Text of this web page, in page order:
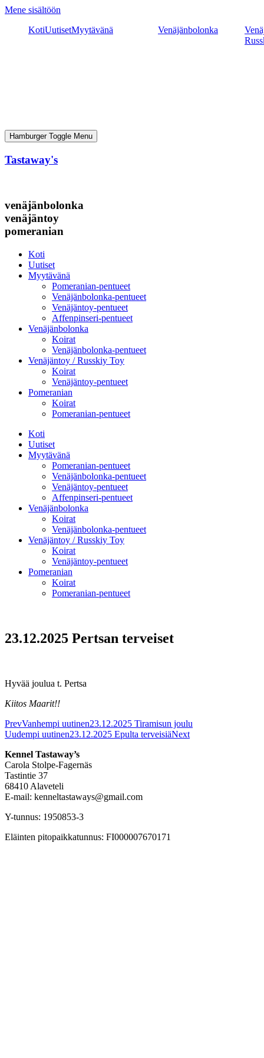
Mene sisältöön
KotiUutisetMyytävänä Venäjänbolonka
Hamburger Toggle Menu
Tastaway's
venäjänbolonka
venäjäntoy
pomeranian
Koti
Uutiset
Myytävänä
Pomeranian-pentueet
Venäjänbolonka-pentueet
Venäjäntoy-pentueet
Affenpinseri-pentueet
Venäjänbolonka
Koirat
Venäjänbolonka-pentueet
Venäjäntoy / Russkiy Toy
Koirat
Venäjäntoy-pentueet
Pomeranian
Koirat
Pomeranian-pentueet
Koti
Uutiset
Myytävänä
Pomeranian-pentueet
Venäjänbolonka-pentueet
Venäjäntoy-pentueet
Affenpinseri-pentueet
Venäjänbolonka
Koirat
Venäjänbolonka-pentueet
Venäjäntoy / Russkiy Toy
Koirat
Venäjäntoy-pentueet
Pomeranian
Koirat
Pomeranian-pentueet
23.12.2025 Pertsan terveiset
Hyvää joulua t. Pertsa
Kiitos Maarit!!
PrevVanhempi uutinen23.12.2025 Tiramisun joulu
Uudempi uutinen23.12.2025 Epulta terveisiäNext
Kennel Tastaway’s
Carola Stolpe-Fagernäs
Tastintie 37
68410 Alaveteli
E-mail: kenneltastaways@gmail.com
Y-tunnus: 1950853-3
Eläinten pitopaikkatunnus: FI000007670171